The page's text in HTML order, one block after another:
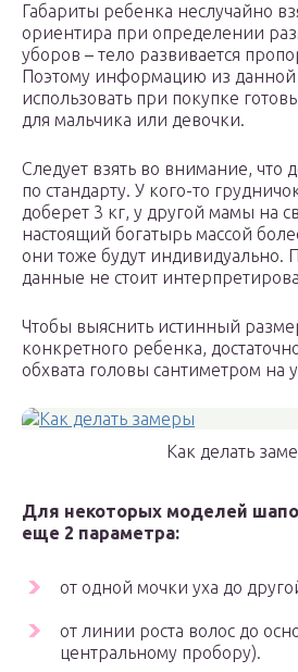
Габариты ребенка неслучайно
ориентира при определении
уборов – тело развивается
Поэтому информацию из
использовать при покупке
для мальчика или девочки.
Следует взять во внимание, что
по стандарту. У кого-то
доберет 3 кг, у другой мамы на
настоящий богатырь массой
они тоже будут индивидуально.
данные не стоит
Чтобы выяснить истинный
конкретного ребенка,
обхвата головы сантиметром на
Как делать
Для некоторых моделей
еще 2 параметра:
от одной мочки уха до
от линии роста волос до
центральному пробору).